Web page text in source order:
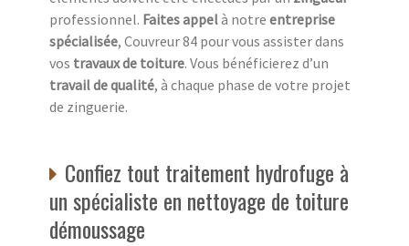
professionnel. Faites appelà notre entreprise
spécialisée, Couvreur 84 pour vous assister dans
vos travaux de toiture. Vous bénéficierez d’un
travail de qualité, à chaque phase de votre projet
de zinguerie.
Confiez tout traitement hydrofuge à
un spécialiste en nettoyage de toiture
démoussage